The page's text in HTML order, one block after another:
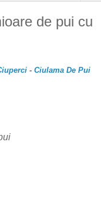
de pui cu
- Ciulama De Pui